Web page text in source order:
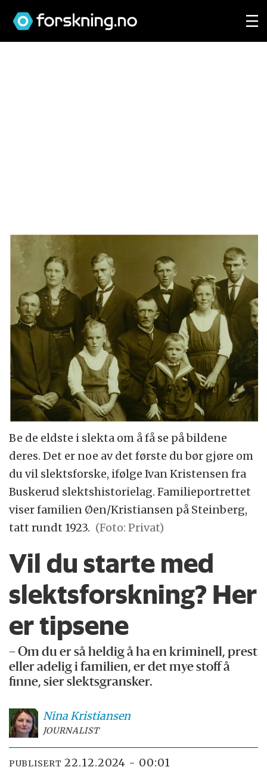
Be de eldste i slekta om å få se på bildene
deres. Det er noe av det første du bør gjøre om
du vil slektsforske, ifølge Ivan Kristensen fra
Buskerud slektshistorielag. Familieportrettet
viser familien Øen/Kristiansen på Steinberg,
tatt rundt 1923. (Foto: Privat)
Vil du starte med
slektsforskning? Her
er tipsene
– Om du er så heldig å ha en kriminell, prest
eller adelig i familien, er det mye stoff å
finne, sier slektsgransker.
NinaKristiansen
JOURNALIST
PUBLISERT 22.12.2024 - 00:01